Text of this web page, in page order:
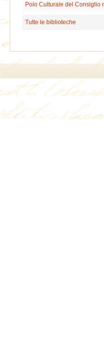
Polo Culturale del Consiglio
Tutte le biblioteche